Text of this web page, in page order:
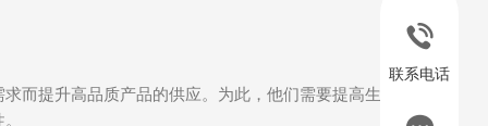
而提升高品质产品的供应。为此，他们需要提高生产灵活性、
联系电话